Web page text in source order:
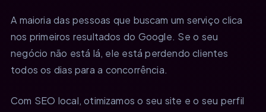
A maioria das pessoas que buscam um serviço clica
nos primeiros resultados do Google. Se o seu
negócio não está lá, ele está perdendo clientes
todos os dias para a concorrência.
Com SEO local, otimizamos o seu site e o seu perfil